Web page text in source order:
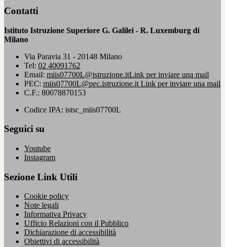
Contatti
Istituto Istruzione Superiore G. Galilei - R. Luxemburg di
Milano
Via Paravia 31 - 20148 Milano
Tel: 02 40091762
Email: miis07700L@istruzione.itLink per inviare una mail
PEC: miis07700L@pec.istruzione.it Link per inviare una mail
C.F.: 80078870153
Codice IPA: istsc_miis07700L
Seguici su
Youtube
Instagram
Sezione Link Utili
Cookie policy
Note legali
Informativa Privacy
Ufficio Relazioni con il Pubblico
Dichiarazione di accessibilità
Obiettivi di accessibilità